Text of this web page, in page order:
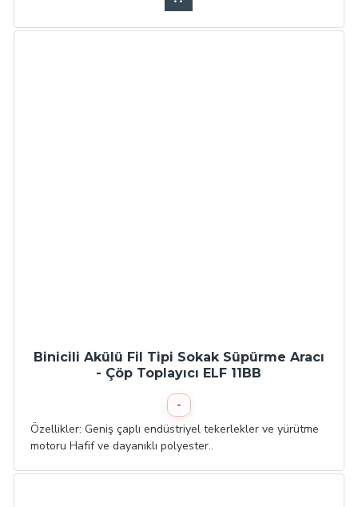
-
Binicili Akülü Fil Tipi Sokak Süpürme Aracı
- Çöp Toplayıcı ELF 11BB
Özellikler: Geniş çaplı endüstriyel tekerlekler ve yürütme
motoru Hafif ve dayanıklı polyester..